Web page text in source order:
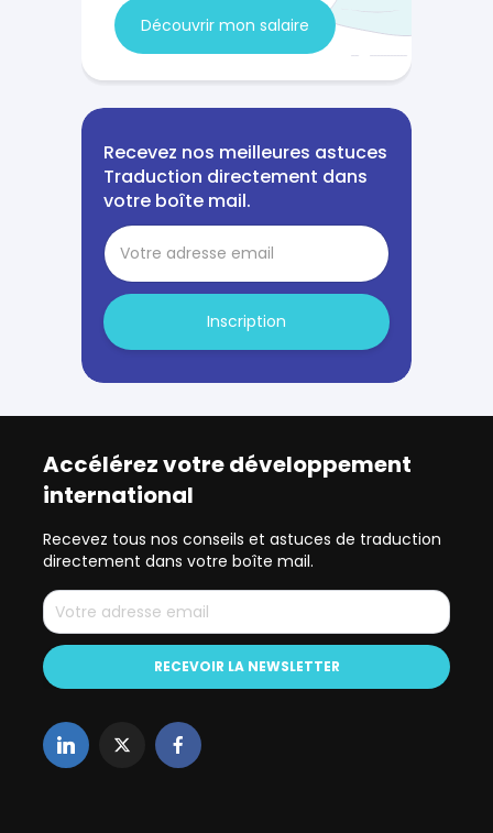
Découvrir mon salaire
Recevez nos meilleures astuces
Traduction directement dans
votre boîte mail.
Inscription
Accélérez votre développement
international
Recevez tous nos conseils et astuces de traduction
directement dans votre boîte mail.